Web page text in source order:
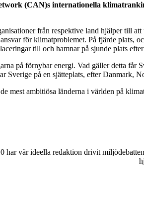
(CAN)s internationella
från respektive land hjälper till
för klimatproblemet. På fjärde
till och hamnar på sjunde plats
på förnybar energi. Vad gäller detta får
Sverige på en sjätteplats, efter Danmark,
mest ambitiösa länderna i världen på
har vår ideella redaktion drivit